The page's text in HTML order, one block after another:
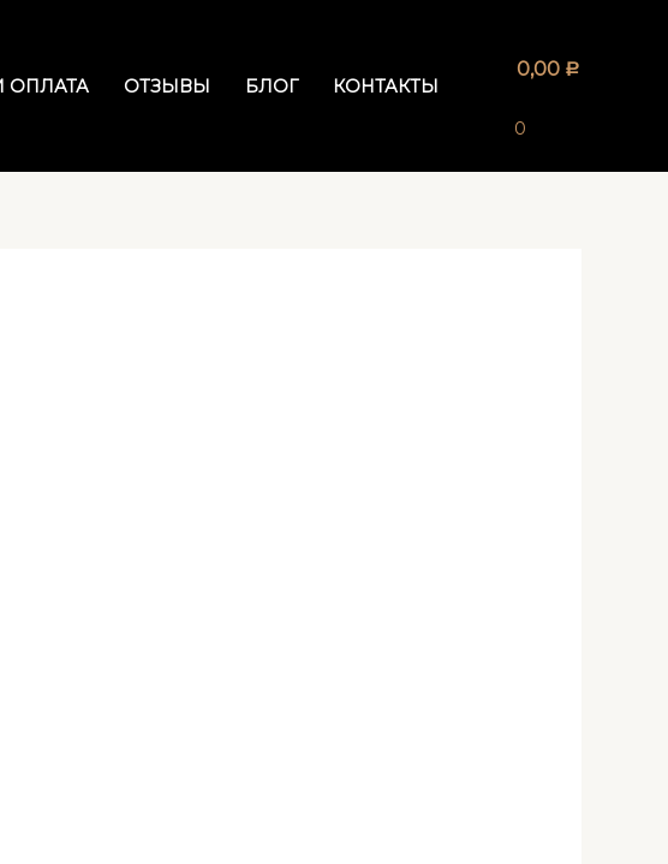
ОПЛАТА ОТЗЫВЫ БЛОГ КОНТАКТЫ
0,00 Р
0